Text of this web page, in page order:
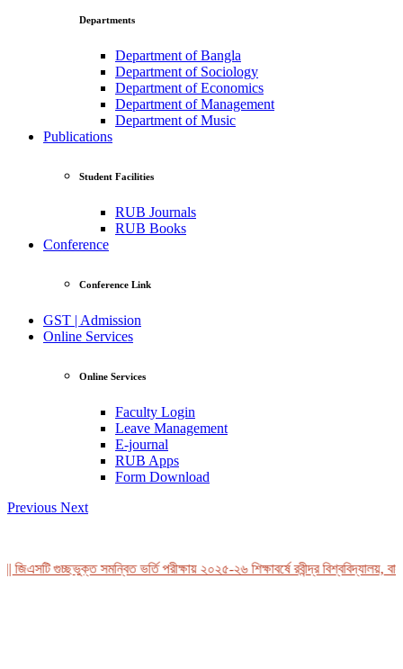
Departments
Department of Bangla
Department of Sociology
Department of Economics
Department of Management
Department of Music
Publications
Student Facilities
RUB Journals
RUB Books
Conference
Conference Link
GST | Admission
Online Services
Online Services
Faculty Login
Leave Management
E-journal
RUB Apps
Form Download
Previous Next
গুচ্ছভুক্ত সমন্বিত ভর্তি পরীক্ষায় ২০২৫-২৬ শিক্ষাবর্ষে রবীন্দ্র বিশ্ববিদ্যালয়,